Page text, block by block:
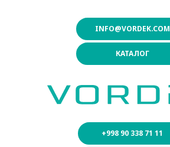
INFO@VORDEK.COM
КАТАЛОГ
+998 90 338 71 11